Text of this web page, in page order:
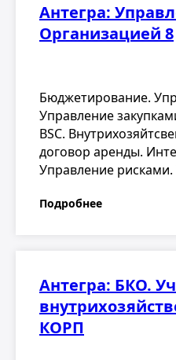
Антегра:
Организацией 8
Бюджетирование.
Управление
BSC.
договор аренды.
Управление
Подробнее
Антегра: БКО.
КОРП